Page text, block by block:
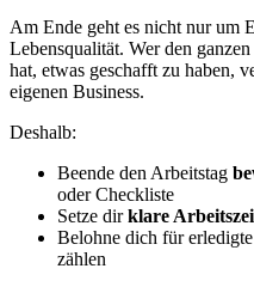
Am Ende geht es nicht nur um
Lebensqualität. Wer den
hat, etwas geschafft zu haben,
eigenen Business.
Deshalb:
Beende den Arbeitstag
oder Checkliste
Setze dirklare
Belohne dich für
zählen